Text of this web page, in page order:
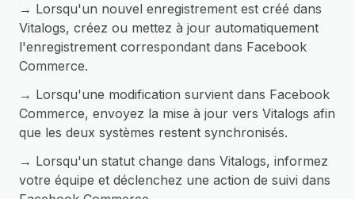
→ Lorsqu'un nouvel enregistrement est créé dans
Vitalogs, créez ou mettez à jour automatiquement
l'enregistrement correspondant dans Facebook
Commerce.
→ Lorsqu'une modification survient dans Facebook
Commerce, envoyez la mise à jour vers Vitalogs afin
que les deux systèmes restent synchronisés.
→ Lorsqu'un statut change dans Vitalogs, informez
votre équipe et déclenchez une action de suivi dans